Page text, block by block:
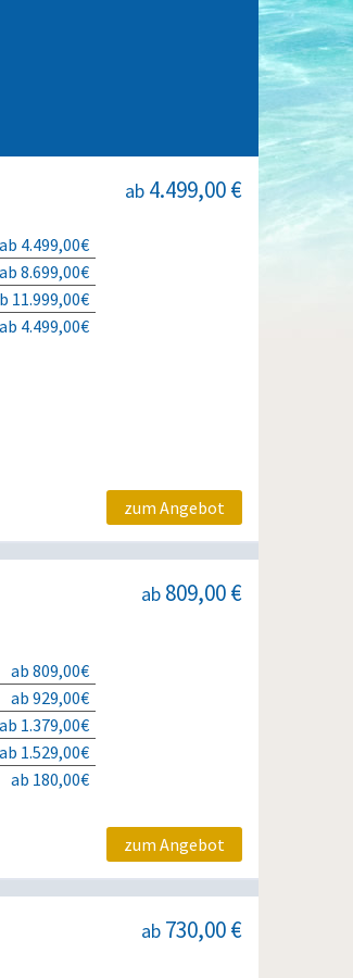
ab 4.499,00 €
ab 4.499,00€
ab 8.699,00€
11.999,00€
ab 4.499,00€
zum Angebot
ab 809,00 €
ab 809,00€
ab 929,00€
ab 1.379,00€
ab 1.529,00€
ab 180,00€
zum Angebot
ab 730,00 €